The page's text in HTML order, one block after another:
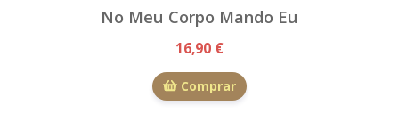
No Meu Corpo Mando Eu
16,90 €
Comprar